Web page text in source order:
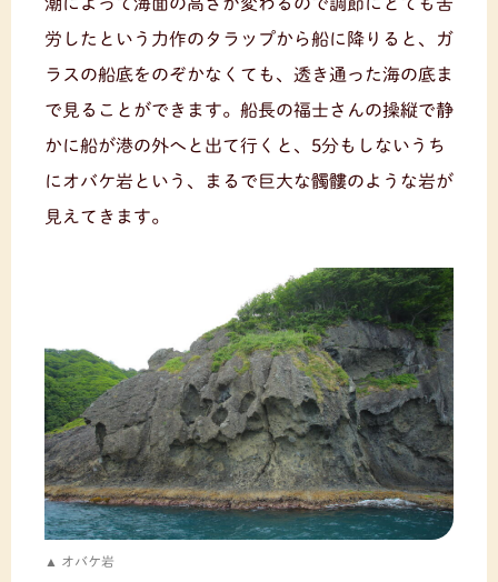
労したという力作のタラップから船に降りると、ガ
ラスの船底をのぞかなくても、透き通った海の底ま
で見ることができます。船長の福士さんの操縦で静
かに船が港の外へと出て行くと、5分もしないうち
にオバケ岩という、まるで巨大な髑髏のような岩が
見えてきます。
オバケ岩